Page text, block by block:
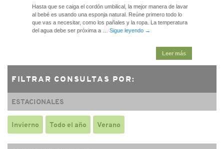
Hasta que se caiga el cordón umbilical, la mejor manera de lavar
al bebé es usando una esponja natural. Reúne primero todo lo
que vas a necesitar, como los pañales y la ropa. La temperatura
del agua debe ser próxima a … Sigue leyendo →
Leer más
FILTRAR CONSULTAS POR:
ESTACIONALES
Invierno Todo el año Verano